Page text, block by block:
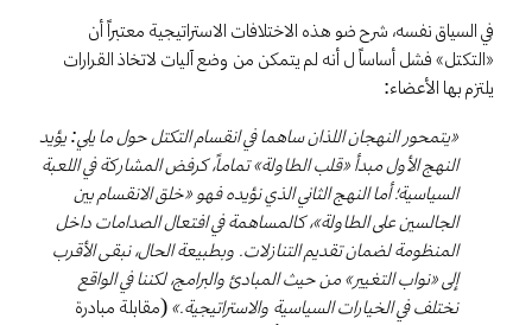
في السياق نفسه، شرح ضو هذه الاختلافات الاستراتيجية معتبراً أن
«التكتل» فشل أساساً ل أنه لم يتمكن من وضع آليات لاتخاذ القرارات
يلتزم بها الأعضاء:
«يتمحور النهجان اللذان ساهما في انقسام التكتل حول ما يلي: يؤيد
النهج الأول مبدأ «قلب الطاولة» تماماً، كرفض المشاركة في اللعبة
السياسية؛ أما النهج الثاني الذي نؤيده فهو «خلق الانقسام بين
الجالسين على الطاولة»، كالمساهمة في افتعال الصدامات داخل
المنظومة لضمان تقديم التنازلات. وبطبيعة الحال، نبقى الأقرب
إلى «نواب التغيير» من حيث المبادئ والبرامج، لكننا في الواقع
نختلف في الخيارات السياسية والاستراتيجية.»(مقابلة مبادرة